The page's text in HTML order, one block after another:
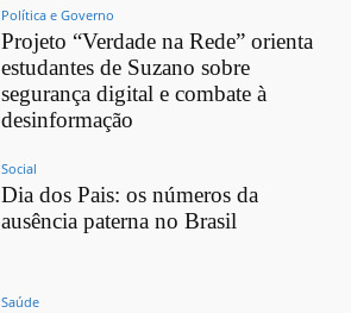
Política e Governo
Projeto “Verdade na Rede” orienta
estudantes de Suzano sobre
segurança digital e combate à
desinformação
Social
Dia dos Pais: os números da
ausência paterna no Brasil
Saúde